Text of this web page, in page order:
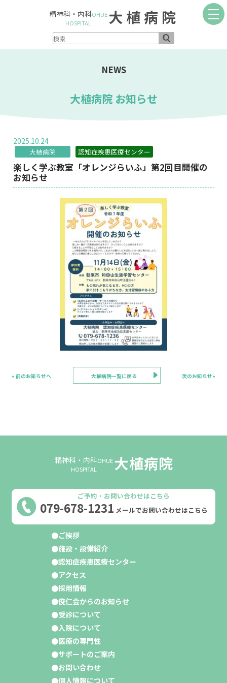
精神科・内科OHUE
HOSPITAL
大植病院
NEWS
大植病院 お知らせ
2025.10.24
大植病院 認知症疾患医療センター
楽しく学ぶ教室「オレンジらいふ」第2回目開催の
お知らせ
« 前のお知らせへ 大植病院一覧に戻る 次のお知らせ»
精神科・内科OHUE
HOSPITAL
大植病院
ご予約・お問い合わせはこちら
079-678-1231 メールでお問い合わせはこちら
ご挨拶
施設・設備紹介
認知症疾患医療センター
アクセス
採用情報
俊仁会からのお知らせ
受診について
入院について
医療の専門性
サポートのご案内
お問い合わせ
個人情報について